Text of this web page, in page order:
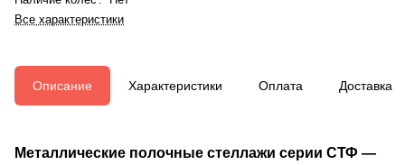
Все характеристики
Описание Характеристики Оплата Доставка
Металлические полочные стеллажи серии СТФ —